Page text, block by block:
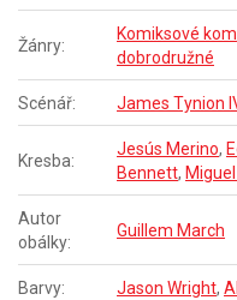
Žánry:
Komiksové
dobrodružné
Scénář: James Tynion
Kresba:
Jesús Merino,
Bennett,
Autor
obálky:
Guillem March
Barvy: Jason Wright,